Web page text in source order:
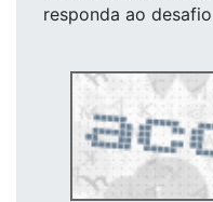
responda ao